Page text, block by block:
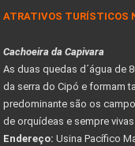
ATRATIVOS TURÍSTICOS
Cachoeira da Capivara
As duas quedas d´água de
da serra do Cipó e formam
predominante são os
de orquídeas e sempre vivas.
Endereço: Usina Pacífico